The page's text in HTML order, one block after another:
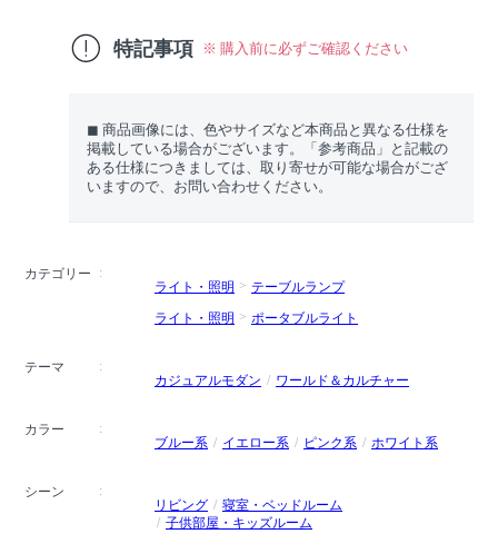
特記事項 ※ 購入前に必ずご確認ください
◼︎ 商品画像には、色やサイズなど本商品と異なる仕様を
掲載している場合がございます。「参考商品」と記載の
ある仕様につきましては、取り寄せが可能な場合がござ
いますので、お問い合わせください。
カテゴリー
ライト・照明
テーブルランプ
ライト・照明
ポータブルライト
テーマ
カジュアルモダン
ワールド＆カルチャー
カラー
ブルー系
イエロー系 ピンク系 ホワイト系
シーン
リビング
寝室・ベッドルーム
子供部屋・キッズルーム